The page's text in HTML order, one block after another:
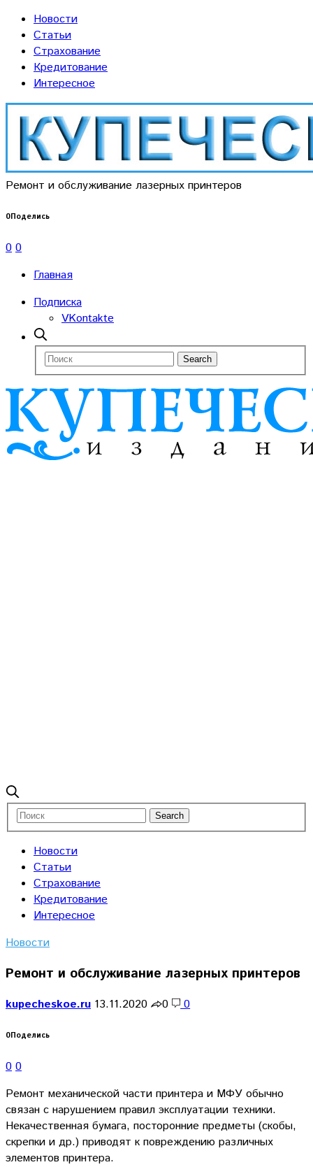
Новости
Статьи
Страхование
Кредитование
Интересное
Ремонт и обслуживание лазерных принтеров
0Поделись
0 0
Главная
Подписка
VKontakte
Новости
Статьи
Страхование
Кредитование
Интересное
Новости
Ремонт и обслуживание лазерных принтеров
kupecheskoe.ru 13.11.2020 0 0
0Поделись
0 0
Ремонт механической части принтера и МФУ обычно
связан с нарушением правил эксплуатации техники.
Некачественная бумага, посторонние предметы (скобы,
скрепки и др.) приводят к повреждению различных
элементов принтера.